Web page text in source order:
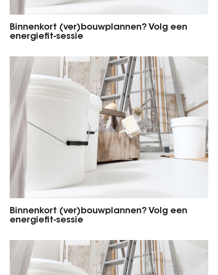
Binnenkort (ver)bouwplannen? Volg een
energiefit-sessie
Binnenkort (ver)bouwplannen? Volg een
energiefit-sessie